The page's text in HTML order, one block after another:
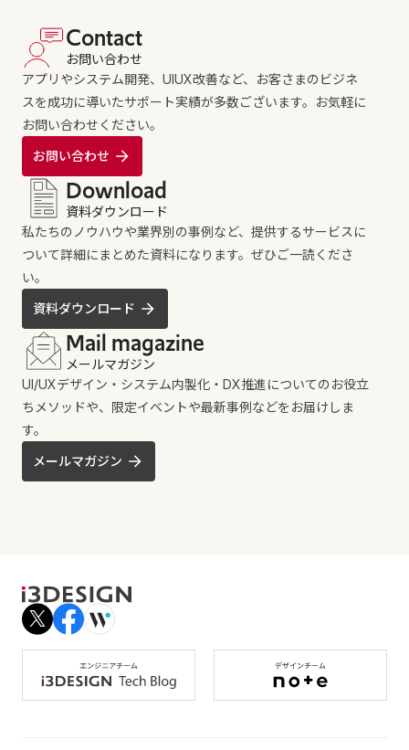
Contact
お問い合わせ
アプリやシステム開発、UIUX改善など、お客さまのビジネ
スを成功に導いたサポート実績が多数ございます。お気軽に
お問い合わせください。
お問い合わせ
Download
資料ダウンロード
私たちのノウハウや業界別の事例など、提供するサービスに
ついて詳細にまとめた資料になります。ぜひご一読くださ
い。
資料ダウンロード
Mail magazine
メールマガジン
UI/UXデザイン・システム内製化・DX推進についてのお役立
ちメソッドや、限定イベントや最新事例などをお届けしま
す。
メールマガジン